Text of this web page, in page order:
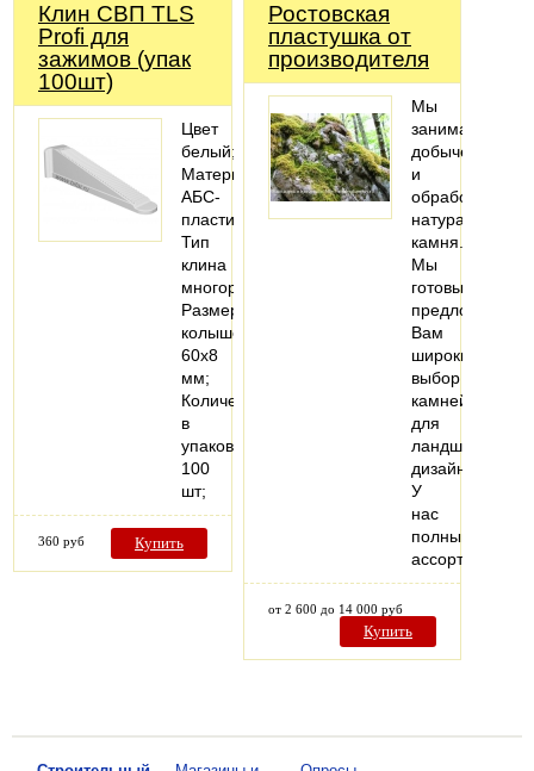
Клин СВП TLS
Profi для
зажимов (упак
100шт)
Цвет
белый;
Материал
АБС-
пластик;
Тип
клина
многоразовый;
Размер
колышек
60х8
мм;
Количество
в
упаковке
100
шт;
360 руб Купить
Ростовская
пластушка от
производителя
Мы
занимаемся
добычей
и
обработкой
натурального
камня.
Мы
готовы
предложить
Вам
широкий
выбор
камней
для
ландшафтного
дизайна.
У
нас
полный
ассортимент…
от 2 600 до 14 000 руб
Купить